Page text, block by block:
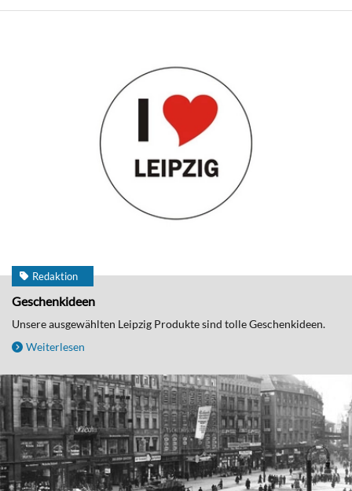
Redaktion
Geschenkideen
Unsere ausgewählten Leipzig Produkte sind tolle Geschenkideen.
Weiterlesen